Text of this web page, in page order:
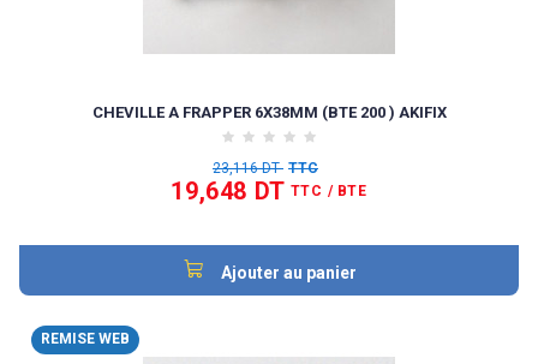
CHEVILLE A FRAPPER 6X38MM (BTE 200 ) AKIFIX
23,116 DT TTC
19,648 DT TTC / BTE
Ajouter au panier
REMISE WEB